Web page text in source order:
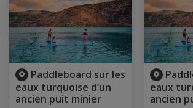
Paddleboard sur les
eaux turquoise d’un
ancien puit minier
eaux
ancien